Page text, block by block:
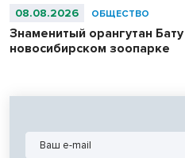
08.08.2026 ОБЩЕСТВО
Знаменитый орангутан
новосибирском зоопарке